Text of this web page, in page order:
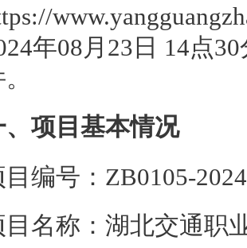
年08月23日 14点
、项目基本情况
目编号：ZB0105-
目名称：湖北交通职